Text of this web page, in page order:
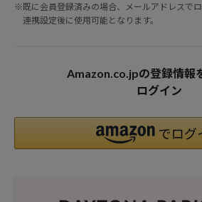
※既に会員登録済みの場合、メールアドレスで
連携設定後に使用可能となります。
Amazon.co.jpの登録情報
ログイン